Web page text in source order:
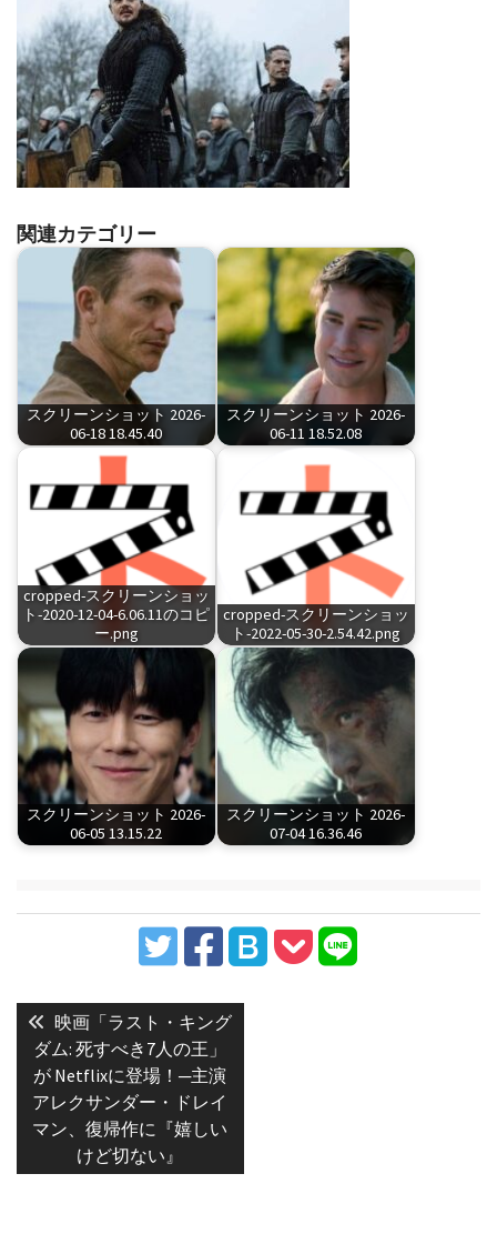
関連カテゴリー
スクリーンショット 2026-
06-18 18.45.40
スクリーンショット 2026-
06-11 18.52.08
cropped-スクリーンショッ
ト-2020-12-04-6.06.11のコピ
ー.png
cropped-スクリーンショッ
ト-2022-05-30-2.54.42.png
スクリーンショット 2026-
06-05 13.15.22
スクリーンショット 2026-
07-04 16.36.46
稿
ナ
ビ
ゲ
ー
Previous
post:
映画「ラスト・キング
ダム: 死すべき7人の王」
が Netflixに登場！─主演
アレクサンダー・ドレイ
マン、復帰作に『嬉しい
けど切ない』